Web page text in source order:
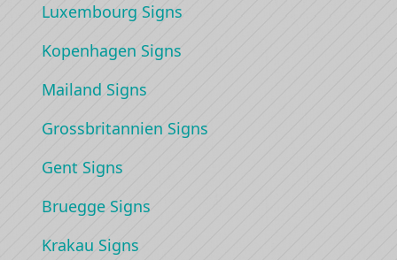
Luxembourg Signs
Kopenhagen Signs
Mailand Signs
Grossbritannien Signs
Gent Signs
Bruegge Signs
Krakau Signs